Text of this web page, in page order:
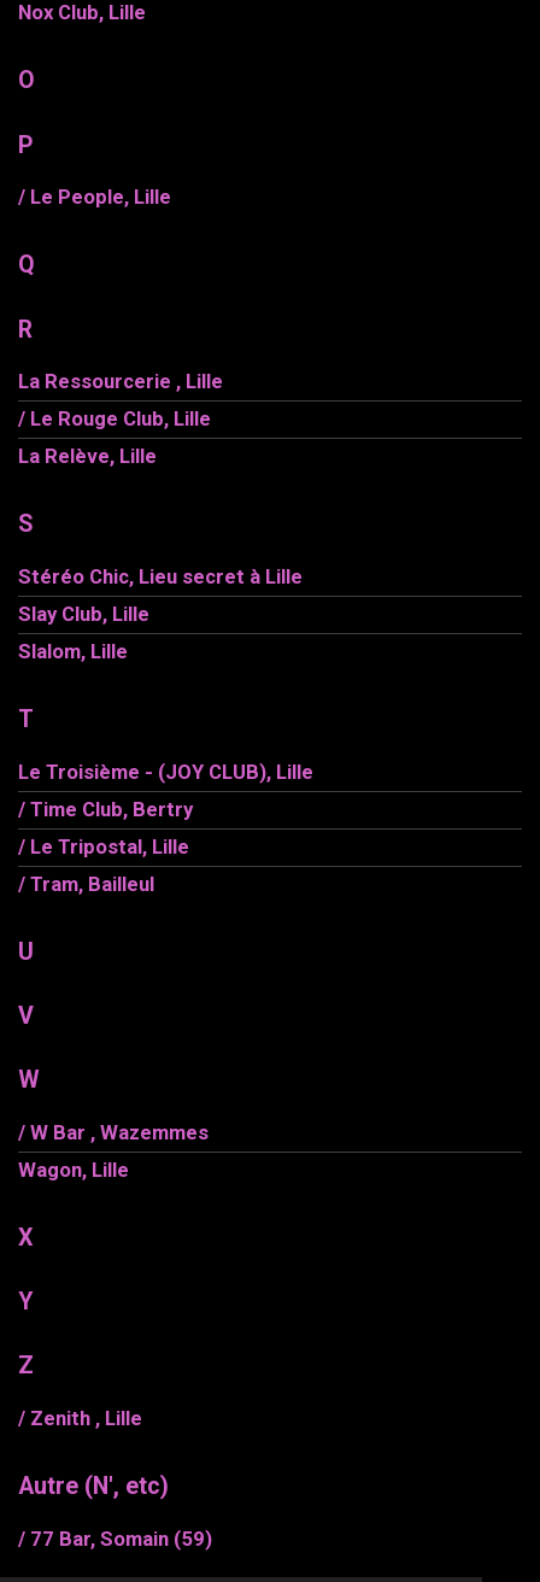
Nox Club, Lille
O
P
/ Le People, Lille
Q
R
La Ressourcerie , Lille
/ Le Rouge Club, Lille
La Relève, Lille
S
Stéréo Chic, Lieu secret à Lille
Slay Club, Lille
Slalom, Lille
T
Le Troisième - (JOY CLUB), Lille
/ Time Club, Bertry
/ Le Tripostal, Lille
/ Tram, Bailleul
U
V
W
/ W Bar , Wazemmes
Wagon, Lille
X
Y
Z
/ Zenith , Lille
Autre (N', etc)
/ 77 Bar, Somain (59)